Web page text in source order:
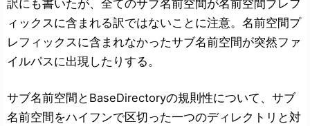
訳にも書いたが、全てのサブ名前空間が名前空間プレフ
ィックスに含まれる訳ではないことに注意。名前空間プ
レフィックスに含まれなかったサブ名前空間が突然ファ
イルパスに出現したりする。
サブ名前空間とBaseDirectoryの規則性について、サブ
名前空間をハイフンで区切った一つのディレクトリと対